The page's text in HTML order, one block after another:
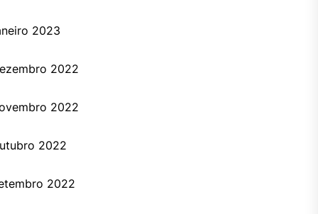
2023
2022
2022
2022
2022